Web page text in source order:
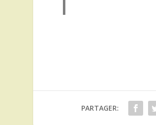
PARTAGER: